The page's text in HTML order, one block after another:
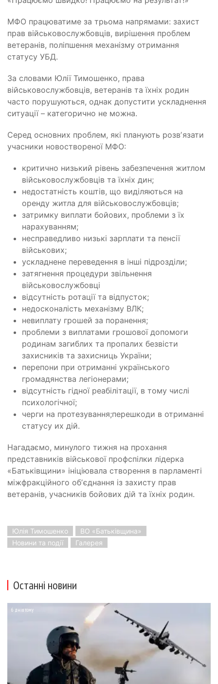
МФО працюватиме за трьома напрямами: захист
прав військовослужбовців, вирішення проблем
ветеранів, поліпшення механізму отримання
статусу УБД.
За словами Юлії Тимошенко, права
військовослужбовців, ветеранів та їхніх родин
часто порушуються, однак допустити ускладнення
ситуації – категорично не можна.
Серед основних проблем, які планують розвʼязати
учасники новоствореної МФО:
критично низький рівень забезпечення житлом
військовослужбовців та їхніх дин;
недостатність коштів, що виділяються на
оренду житла для військовослужбовців;
затримку виплати бойових, проблеми з їх
нарахуванням;
несправедливо низькі зарплати та пенсії
військових;
ускладнене переведення в інші підрозділи;
затягнення процедури звільнення
військовослужбовці
відсутність ротації та відпусток;
недосконалість механізму ВЛК;
невиплату грошей за поранення;
проблеми з виплатами грошової допомоги
родинам загиблих та пропалих безвісти
захисників та захисниць України;
перепони при отриманні українського
громадянства легіонерами;
відсутність гідної реабілітації, в тому числі
психологічної;
черги на протезування;перешкоди в отриманні
статусу их дій.
Нагадаємо, минулого тижня на прохання
представників військової профспілки лідерка
«Батьківщини» ініціювала створення в парламенті
міжфракційного обʼєднання із захисту прав
ветеранів, учасників бойових дій та їхніх родин.
Юлія Тимошенко
ВО «Батьківщина»
Новини та події
Галерея
Останні новини
6 днів тому